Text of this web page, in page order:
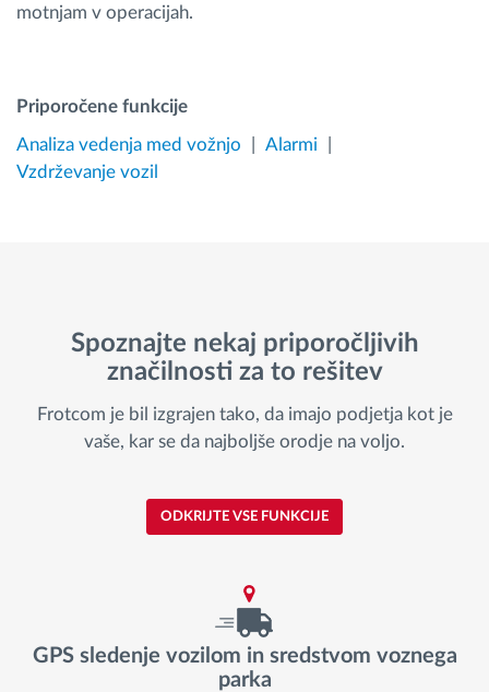
motnjam v operacijah.
Priporočene funkcije
Analiza vedenja med vožnjo
Alarmi
Vzdrževanje vozil
Spoznajte nekaj priporočljivih
značilnosti za to rešitev
Frotcom je bil izgrajen tako, da imajo podjetja kot je
vaše, kar se da najboljše orodje na voljo.
ODKRIJTE VSE FUNKCIJE
GPS sledenje vozilom in sredstvom voznega
parka